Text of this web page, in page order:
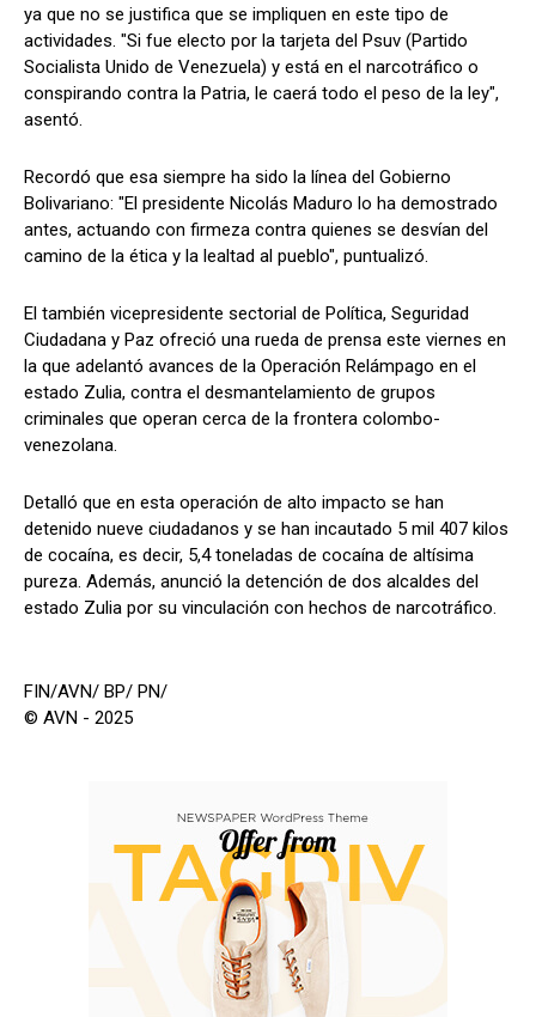
ya que no se justifica que se impliquen en este tipo de
actividades. "Si fue electo por la tarjeta del Psuv (Partido
Socialista Unido de Venezuela) y está en el narcotráfico o
conspirando contra la Patria, le caerá todo el peso de la ley",
asentó.
Recordó que esa siempre ha sido la línea del Gobierno
Bolivariano: "El presidente Nicolás Maduro lo ha demostrado
antes, actuando con firmeza contra quienes se desvían del
camino de la ética y la lealtad al pueblo", puntualizó.
El también vicepresidente sectorial de Política, Seguridad
Ciudadana y Paz ofreció una rueda de prensa este viernes en
la que adelantó avances de la Operación Relámpago en el
estado Zulia, contra el desmantelamiento de grupos
criminales que operan cerca de la frontera colombo-
venezolana.
Detalló que en esta operación de alto impacto se han
detenido nueve ciudadanos y se han incautado 5 mil 407 kilos
de cocaína, es decir, 5,4 toneladas de cocaína de altísima
pureza. Además, anunció la detención de dos alcaldes del
estado Zulia por su vinculación con hechos de narcotráfico.
FIN/AVN/ BP/ PN/
© AVN - 2025